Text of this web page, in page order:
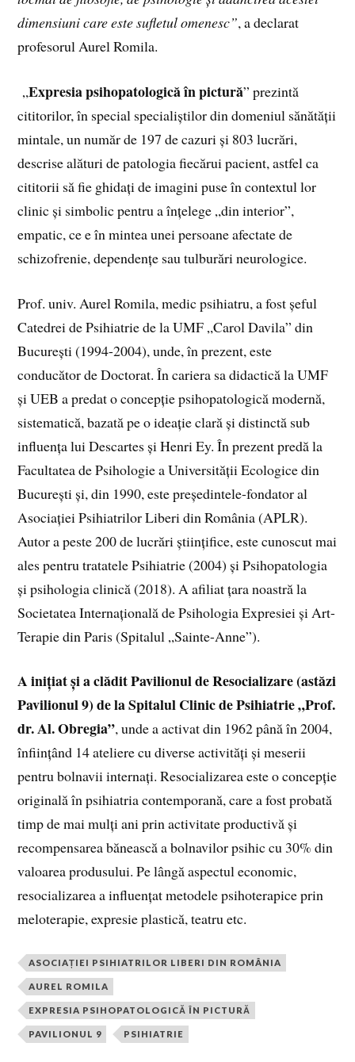
dimensiuni care este sufletul omenesc”, a declarat
profesorul Aurel Romila.
„Expresia psihopatologică în pictură” prezintă
cititorilor, în special specialiștilor din domeniul sănătății
mintale, un număr de 197 de cazuri și 803 lucrări,
descrise alături de patologia fiecărui pacient, astfel ca
cititorii să fie ghidați de imagini puse în contextul lor
clinic și simbolic pentru a înțelege „din interior”,
empatic, ce e în mintea unei persoane afectate de
schizofrenie, dependențe sau tulburări neurologice.
Prof. univ. Aurel Romila, medic psihiatru, a fost șeful
Catedrei de Psihiatrie de la UMF „Carol Davila” din
București (1994-2004), unde, în prezent, este
conducător de Doctorat. În cariera sa didactică la UMF
și UEB a predat o concepție psihopatologică modernă,
sistematică, bazată pe o ideație clară și distinctă sub
influența lui Descartes și Henri Ey. În prezent predă la
Facultatea de Psihologie a Universității Ecologice din
București și, din 1990, este președintele-fondator al
Asociației Psihiatrilor Liberi din România (APLR).
Autor a peste 200 de lucrări științifice, este cunoscut mai
ales pentru tratatele Psihiatrie (2004) și Psihopatologia
și psihologia clinică (2018). A afiliat țara noastră la
Societatea Internațională de Psihologia Expresiei și Art-
Terapie din Paris (Spitalul „Sainte-Anne”).
A inițiat și a clădit Pavilionul de Resocializare (astăzi
Pavilionul 9) de la Spitalul Clinicde Psihiatrie „Prof.
dr. Al. Obregia”, unde a activat din 1962 până în 2004,
înființând 14 ateliere cu diverse activități și meserii
pentru bolnavii internați. Resocializarea este o concepție
originală în psihiatria contemporană, care a fost probată
timp de mai mulți ani prin activitate productivă și
recompensarea bănească a bolnavilor psihic cu 30% din
valoarea produsului. Pe lângă aspectul economic,
resocializarea a influențat metodele psihoterapice prin
meloterapie, expresie plastică, teatru etc.
ASOCIAȚIEI PSIHIATRILOR LIBERI DIN ROMÂNIA
AUREL ROMILA
EXPRESIA PSIHOPATOLOGICĂ ÎN PICTURĂ
PAVILIONUL 9 PSIHIATRIE